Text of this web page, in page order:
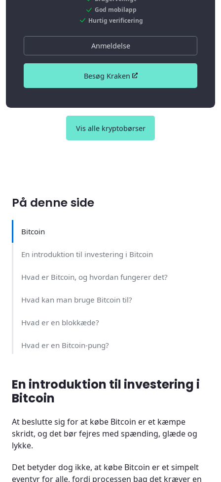
God mobilapp
Hurtig verificering
Anmeldelse
Besøg Kraken
Vis alle kryptobørser
På denne side
Bitcoin
En introduktion til investering i Bitcoin
Hvad er Bitcoin, og hvordan fungerer det?
Hvad kan man bruge Bitcoin til?
Hvad er en blokkæde?
Hvad er en Bitcoin-pung?
Hvordan virker Bitcoin-adresser?
Er det sikkert at købe Bitcoin?
En introduktion til investering i
Bitcoin
At beslutte sig for at købe Bitcoin er et kæmpe
skridt, og det bør fejres med spænding, glæde og
lykke.
Det betyder dog ikke, at købe Bitcoin er et simpelt
eventyr for alle, fordi processen bag det kræver en